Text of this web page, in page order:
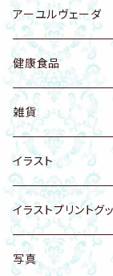
ネックレス
ヘアゴム
雑貨
アンクレット
遠野の霊石入り陶
天然石付きイラスト
ネックレス
リング
置物
アンクレット
龍体文字
雑貨
お香
天然木
キーホルダー・バッ
ブレスレット
ネックレス
リング
ヘアゴム
カッサ・ツボ押し
アクセサリー
植木鉢
健康グッズ
アーユルヴェーダ
カンサマッサージツ
フェイシャル講座
健康食品
健康ケア商品
健康食品
天然塩
無添加生コラーゲ
アーユルヴェーダ
雑貨
猫グッズ
犬グッズ
スカルグッズ
イラスト
動物・生き物
猫
人物
イラストプリントグ
Tシャツ
写真